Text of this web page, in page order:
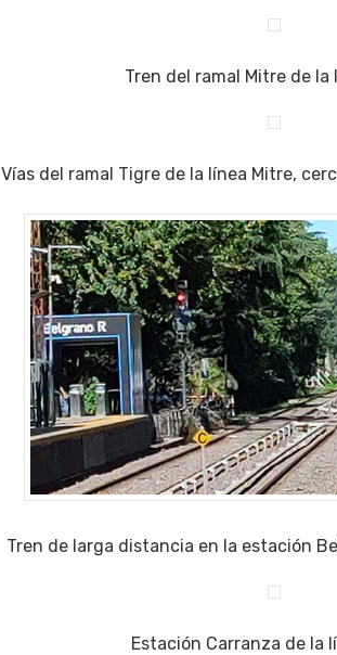
Tren del ramal Mitre de la
Vías del ramal Tigre de la línea Mitre,
Tren de larga distancia en la estación
Estación Carranza de la